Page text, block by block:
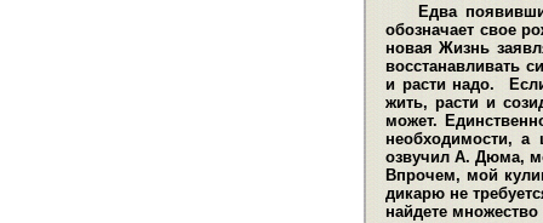
Едва
обозначает свое
новая Жизнь
восстанавливать
и расти надо.
жить, расти и
может.
необходимости, а
озвучил А. Дюма,
Впрочем, мой
дикарю не
найдете